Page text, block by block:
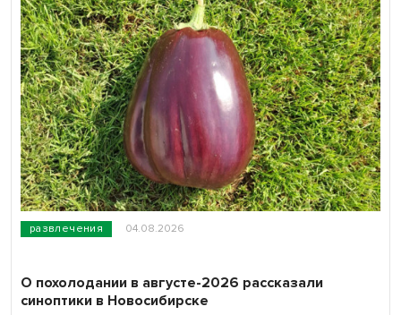
развлечения 04.08.2026
О похолодании в августе-2026 рассказали
синоптики в Новосибирске